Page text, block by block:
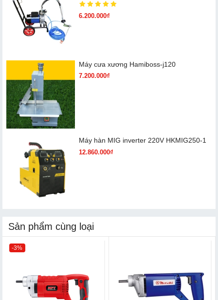
6.200.000₫
Máy cưa xương Hamiboss-j120
7.200.000₫
Máy hàn MIG inverter 220V HKMIG250-1
12.860.000₫
Sản phẩm cùng loại
-3%